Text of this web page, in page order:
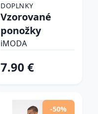
DOPLNKY
Vzorované
ponožky
iMODA
7.90 €
-50%